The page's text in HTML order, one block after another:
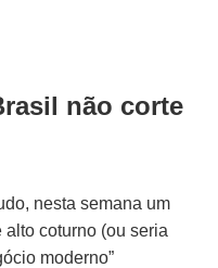
não corte
nesta semana um
coturno (ou seria
moderno”